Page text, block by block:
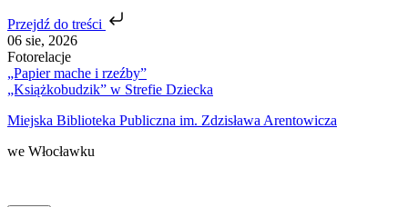
Przejdź do treści
Skip
to
content
06 sie, 2026
Fotorelacje
„Papier mache i rzeźby”
„Książkobudzik” w Strefie Dziecka
Miejska Biblioteka Publiczna im. Zdzisława Arentowicza
we Włocławku